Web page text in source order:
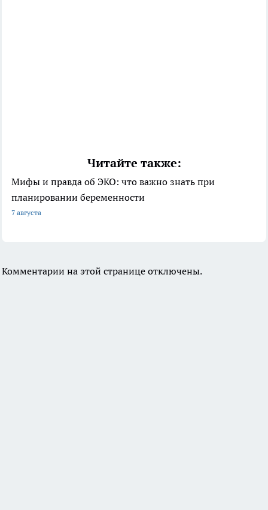
Читайте также:
Мифы и правда об ЭКО: что важно знать при
планировании беременности
7 августа
Комментарии на этой странице отключены.